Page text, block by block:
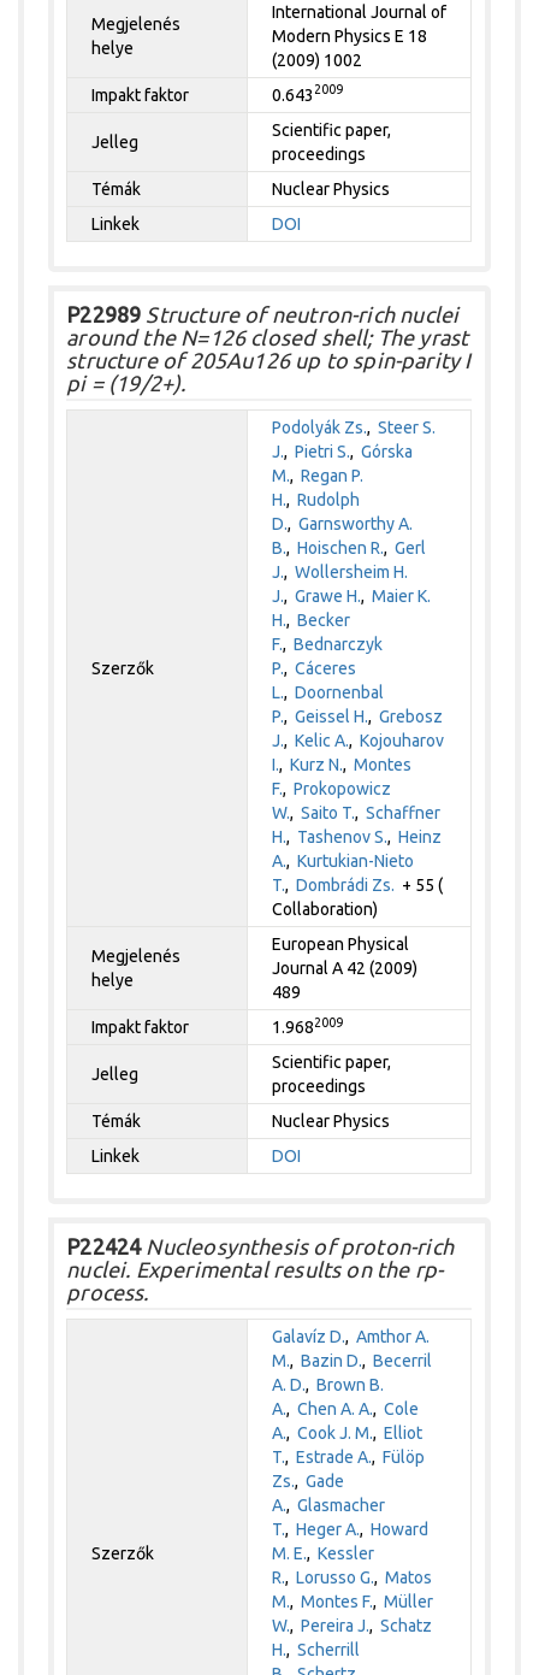
Megjelenés
helye
International Journal of
Modern Physics E 18
(2009) 1002
Impakt faktor
0.643 2009
Jelleg
Scientific paper,
proceedings
Témák
Nuclear Physics
Linkek
DOI
P22989 Structure of neutron-rich nuclei
around the N=126 closed shell; The yrast
structure of 205Au126 up to spin-parity I
pi = (19/2+).
Szerzők
Podolyák Zs.,Steer S.
J.,Pietri S.,Górska
M.,Regan P.
H.,Rudolph
D.,Garnsworthy A.
B.,Hoischen R.,Gerl
J.,Wollersheim H.
J.,Grawe H.,Maier K.
H.,Becker
F.,Bednarczyk
P.,Cáceres
L.,Doornenbal
P.,Geissel H.,Grebosz
J.,Kelic A.,Kojouharov
I.,Kurz N.,Montes
F.,Prokopowicz
W.,Saito T.,Schaffner
H., Tashenov S.,Heinz
A.,Kurtukian-Nieto
T.,Dombrádi Zs. + 55 (
Collaboration)
Megjelenés
helye
European Physical
Journal A 42 (2009)
489
Impakt faktor
1.9682009
Jelleg
Scientific paper,
proceedings
Témák
Nuclear Physics
Linkek
DOI
P22424Nucleosynthesis of proton-rich
nuclei. Experimental results on the rp-
process.
Szerzők
Galavíz D.,Amthor A.
M.,Bazin D.,Becerril
A. D.,Brown B.
A.,Chen A. A.,Cole
A.,Cook J. M.,Elliot
T.,Estrade A.,Fülöp
Zs.,Gade
A.,Glasmacher
T.,Heger A.,Howard
M. E.,Kessler
R.,Lorusso G.,Matos
M.,Montes F.,Müller
W.,Pereira J.,Schatz
H.,Scherrill